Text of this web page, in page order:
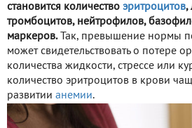
становится количество эритроцитов,
тромбоцитов, нейтрофилов,
маркеров.Так, превышение нормы
может свидетельствовать о потере
количества жидкости, стрессе или
количество эритроцитов в крови
развитии анемии.